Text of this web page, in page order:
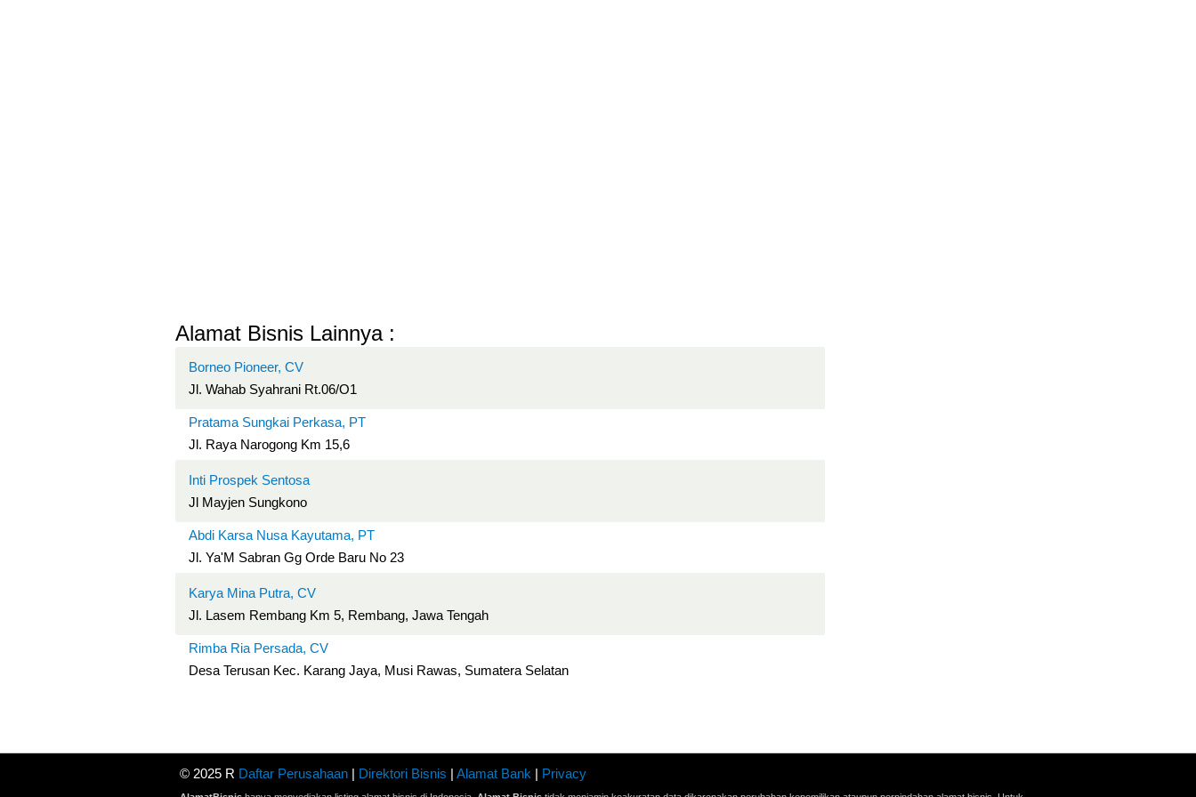
Alamat Bisnis Lainnya :
Borneo Pioneer, CV
Jl. Wahab Syahrani Rt.06/O1
Pratama Sungkai Perkasa, PT
Jl. Raya Narogong Km 15,6
Inti Prospek Sentosa
Jl Mayjen Sungkono
Abdi Karsa Nusa Kayutama, PT
Jl. Ya'M Sabran Gg Orde Baru No 23
Karya Mina Putra, CV
Jl. Lasem Rembang Km 5, Rembang, Jawa Tengah
Rimba Ria Persada, CV
Desa Terusan Kec. Karang Jaya, Musi Rawas, Sumatera Selatan
© 2025 R Daftar Perusahaan | Direktori Bisnis | Alamat Bank | Privacy